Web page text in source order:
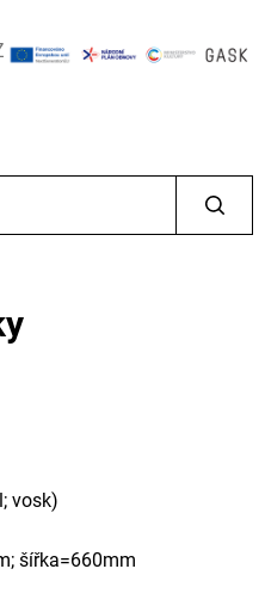
vosk)
šířka=660mm